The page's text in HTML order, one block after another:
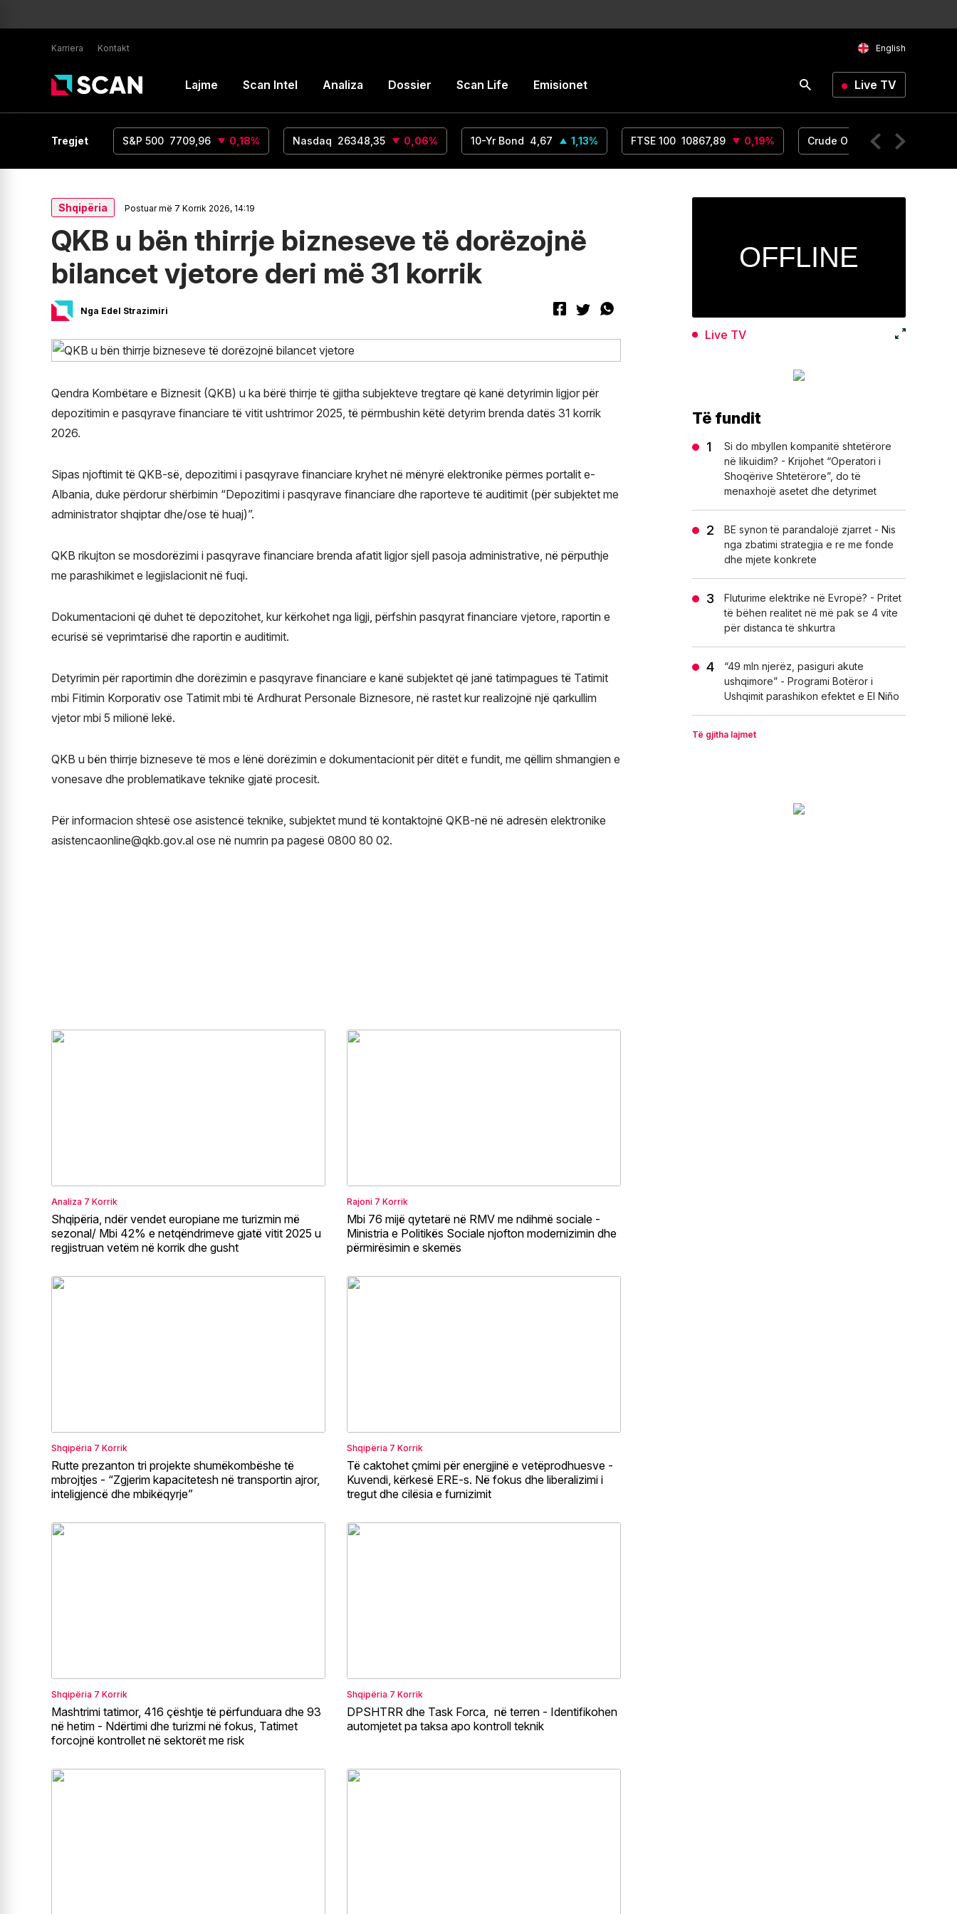
Karriera Kontakt English
Lajme Scan Intel Analiza Dossier Scan Life Emisionet Live TV
Tregjet
1,15 0% S&P 500 7709,96 0,18% Nasdaq 26348,35 0,06% 10-Yr Bond 4,67 1,13% FTSE 100 10867,89 0,19% Crude Oil 78,06
Shqipëria Postuar më 7 Korrik 2026, 14:19
QKB u bën thirrje bizneseve të dorëzojnë
bilancet vjetore deri më 31 korrik
Nga Edel Strazimiri
Qendra Kombëtare e Biznesit (QKB) u ka bërë thirrje të gjitha subjekteve tregtare që kanë detyrimin ligjor për
depozitimin e pasqyrave financiare të vitit ushtrimor 2025, të përmbushin këtë detyrim brenda datës 31 korrik
2026.
Sipas njoftimit të QKB-së, depozitimi i pasqyrave financiare kryhet në mënyrë elektronike përmes portalit e-
Albania, duke përdorur shërbimin “Depozitimi i pasqyrave financiare dhe raporteve të auditimit (për subjektet me
administrator shqiptar dhe/ose të huaj)”.
QKB rikujton se mosdorëzimi i pasqyrave financiare brenda afatit ligjor sjell pasoja administrative, në përputhje
me parashikimet e legjislacionit në fuqi.
Dokumentacioni që duhet të depozitohet, kur kërkohet nga ligji, përfshin pasqyrat financiare vjetore, raportin e
ecurisë së veprimtarisë dhe raportin e auditimit.
Detyrimin për raportimin dhe dorëzimin e pasqyrave financiare e kanë subjektet që janë tatimpagues të Tatimit
mbi Fitimin Korporativ ose Tatimit mbi të Ardhurat Personale Biznesore, në rastet kur realizojnë një qarkullim
vjetor mbi 5 milionë lekë.
QKB u bën thirrje bizneseve të mos e lënë dorëzimin e dokumentacionit për ditët e fundit, me qëllim shmangien e
vonesave dhe problematikave teknike gjatë procesit.
Për informacion shtesë ose asistencë teknike, subjektet mund të kontaktojnë QKB-në në adresën elektronike
asistencaonline@qkb.gov.al ose në numrin pa pagesë 0800 80 02.
Analiza 7 Korrik
Shqipëria, ndër vendet europiane me turizmin më
sezonal/ Mbi 42% e netqëndrimeve gjatë vitit 2025 u
regjistruan vetëm në korrik dhe gusht
Rajoni 7 Korrik
Mbi 76 mijë qytetarë në RMV me ndihmë sociale -
Ministria e Politikës Sociale njofton modernizimin dhe
përmirësimin e skemës
Shqipëria 7 Korrik
Rutte prezanton tri projekte shumëkombëshe të
mbrojtjes - “Zgjerim kapacitetesh në transportin ajror,
inteligjencë dhe mbikëqyrje”
Shqipëria 7 Korrik
Të caktohet çmimi për energjinë e vetëprodhuesve -
Kuvendi, kërkesë ERE-s. Në fokus dhe liberalizimi i
tregut dhe cilësia e furnizimit
Shqipëria 7 Korrik
Mashtrimi tatimor, 416 çështje të përfunduara dhe 93
në hetim - Ndërtimi dhe turizmi në fokus, Tatimet
forcojnë kontrollet në sektorët me risk
Shqipëria 7 Korrik
DPSHTRR dhe Task Forca, në terren - Identifikohen
automjetet pa taksa apo kontroll teknik
Live TV
Të fundit
Si do mbyllen kompanitë shtetërore
në likuidim? - Krijohet “Operatori i
Shoqërive Shtetërore”, do të
menaxhojë asetet dhe detyrimet
BE synon të parandalojë zjarret - Nis
nga zbatimi strategjia e re me fonde
dhe mjete konkrete
Fluturime elektrike në Evropë? - Pritet
të bëhen realitet në më pak se 4 vite
për distanca të shkurtra
“49 mln njerëz, pasiguri akute
ushqimore” - Programi Botëror i
Ushqimit parashikon efektet e El Niño
Të gjitha lajmet